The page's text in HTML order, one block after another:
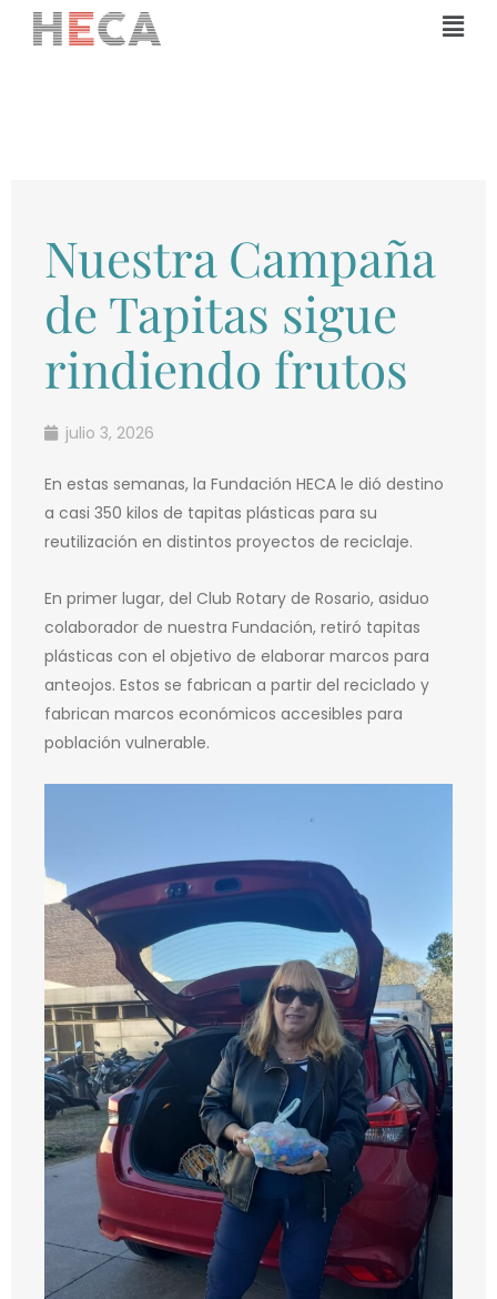
Nuestra Campaña
de Tapitas sigue
rindiendo frutos
julio 3, 2026
En estas semanas, la Fundación HECA le dió destino
a casi 350 kilos de tapitas plásticas para su
reutilización en distintos proyectos de reciclaje.
En primer lugar, del Club Rotary de Rosario, asiduo
colaborador de nuestra Fundación, retiró tapitas
plásticas con el objetivo de elaborar marcos para
anteojos. Estos se fabrican a partir del reciclado y
fabrican marcos económicos accesibles para
población vulnerable.